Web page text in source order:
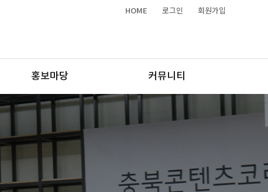
HOME 로그인 회원가입
홍보마당 커뮤니티